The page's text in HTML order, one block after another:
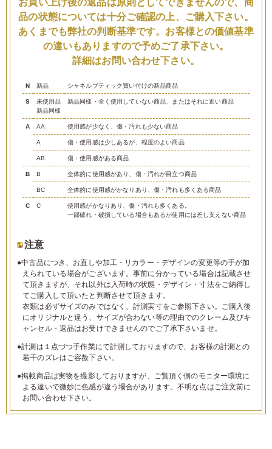
お買い上げ後の返品は原則としてできませんので、商
品の状態については十分ご確認の上、ご購入下さい。
あくまでも弊社の判断基準です。お客様との価値基準
の違いもありますので予めご了承下さい。
詳細はお問い合わせ下さい。
N 新品 シャネルブティック買い付けの新品商品
S
未使用品
新品同様
新品同様・全く使用していない商品、またはそれに近い商品
A AA 使用感が少なく、傷・汚れも少ない商品
A 傷・使用感は少しあるが、程度のよい商品
AB 傷・使用感がある商品
B B 全体的に使用感があり、傷・汚れが目立つ商品
BC 全体的に使用感がかなりあり、傷・汚れも多くある商品
C C
使用感がかなりあり、傷・汚れも多くある。
一部破れ・破損している場合もあるが使用には差し支えない商品
注意
●中古品につき、お直しや加工・リカラー・デザインの変更等の手が加
えられている場合がございます。事前に分かっている場合は記載させ
て頂きますが、それ以外は入荷時の状態・デザイン・寸法をご納得し
てご購入して頂いたと判断させて頂きます。
衣類は必ずサイズのみではなく、計測実寸をご参照下さい。ご購入後
にオリジナルと違う、サイズが合わない等の理由でのクレーム及びキ
ャンセル・返品はお受けできませんのでご了承下さいませ。
●計測は１点づつ手作業にて計測しておりますので、お客様の計測との
若干のズレはご容赦下さい。
●掲載商品は実物を撮影しておりますが、ご覧頂く側のモニター環境に
よる違いで微妙に色感が違う場合があります。不明な点はご注文前に
お問い合わせ下さい。